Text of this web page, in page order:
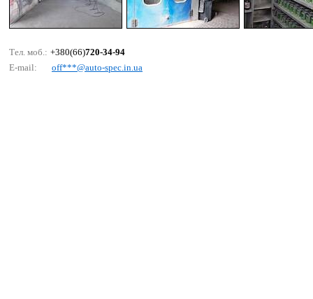
Тел. моб.: +380(66)720-34-94
E-mail:
оff***@аutо-sрес.in.uа